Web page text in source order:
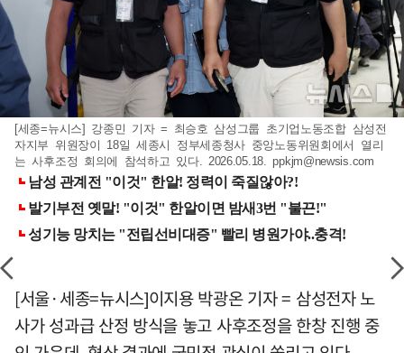
[세종=뉴시스] 강종민 기자 = 최승호 삼성그룹 초기업노동조합 삼성전
자지부 위원장이 18일 세종시 정부세종청사 중앙노동위원회에서 열리
는 사후조정 회의에 참석하고 있다. 2026.05.18.ppkjm@newsis.com
[서울·세종=뉴시스]이지용 박광온 기자 = 삼성전자 노
사가 성과급 산정 방식을 놓고 사후조정을 한창 진행 중